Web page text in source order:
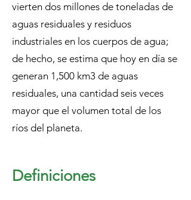
vierten dos millones de toneladas de
aguas residuales y residuos
industriales en los cuerpos de agua;
de hecho, se estima que hoy en día se
generan 1,500 km3 de aguas
residuales, una cantidad seis veces
mayor que el volumen total de los
ríos del planeta.
Definiciones